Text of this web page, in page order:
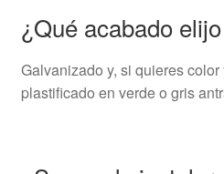
¿Qué acabado
Galvanizado y, si quieres
plastificado en verde o gris